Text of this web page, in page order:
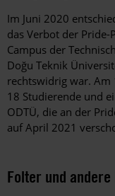
Im Juni 2020
das Verbot der
Campus der
Doğu Teknik
rechtswidrig war. Am
18 Studierende und
ODTÜ, die an der
auf April 2021
Folter und